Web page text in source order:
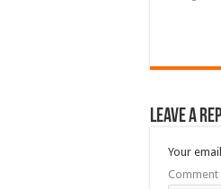
Leave a
Your
Comment